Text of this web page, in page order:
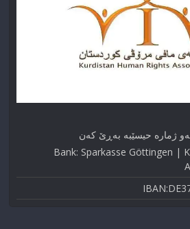
ژماره حیسێبە بەڕێ کەن
Bank: Sparkasse Göttingen |